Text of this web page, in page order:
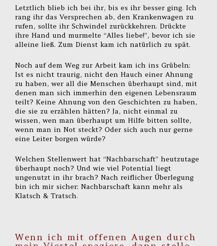
Letztlich blieb ich bei ihr, bis es ihr besser ging. Ich
rang ihr das Versprechen ab, den Krankenwagen zu
rufen, sollte ihr Schwindel zurückkehren. Drückte
ihre Hand und murmelte “Alles liebe!”, bevor ich sie
alleine ließ. Zum Dienst kam ich natürlich zu spät.
Noch auf dem Weg zur Arbeit kam ich ins Grübeln:
Ist es nicht traurig, nicht den Hauch einer Ahnung
zu haben, wer all die Menschen überhaupt sind, mit
denen man sich immerhin den eigenen Lebensraum
teilt? Keine Ahnung von den Geschichten zu haben,
die sie zu erzählen hätten? Ja, nicht einmal zu
wissen, wen man überhaupt um Hilfe bitten sollte,
wenn man in Not steckt? Oder sich auch nur gerne
eine Leiter borgen würde?
Welchen Stellenwert hat “Nachbarschaft” heutzutage
überhaupt noch? Und wie viel Potential liegt
ungenutzt in ihr brach? Nach reiflicher Überlegung
bin ich mir sicher: Nachbarschaft kann mehr als
Klatsch & Tratsch.
Wenn ich mit offenen Augen durch